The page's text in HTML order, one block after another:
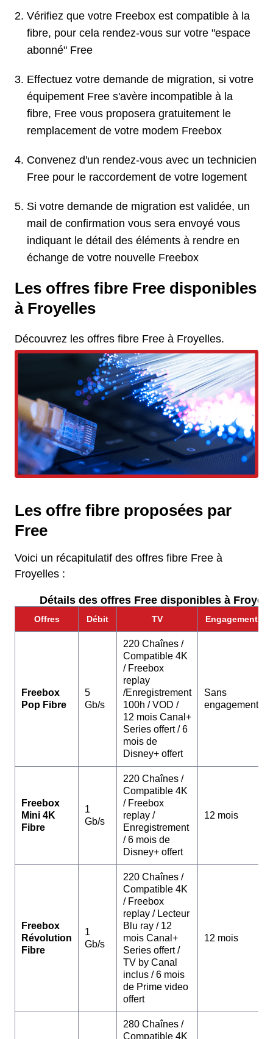
Vérifiez que votre Freebox est compatible à la
fibre, pour cela rendez-vous sur votre "espace
abonné" Free
Effectuez votre demande de migration, si votre
équipement Free s'avère incompatible à la
fibre, Free vous proposera gratuitement le
remplacement de votre modem Freebox
Convenez d'un rendez-vous avec un technicien
Free pour le raccordement de votre logement
Si votre demande de migration est validée, un
mail de confirmation vous sera envoyé vous
indiquant le détail des éléments à rendre en
échange de votre nouvelle Freebox
Les offres fibre Free disponibles
à Froyelles
Découvrez les offres fibre Free à Froyelles.
Les offre fibre proposées par
Free
Voici un récapitulatif des offres fibre Free à
Froyelles :
Détails des offres Free disponibles à
Offres Débit TV Engagement
Freebox
Pop Fibre
5
Gb/s
220 Chaînes /
Compatible 4K
/ Freebox
replay
/Enregistrement
100h / VOD /
12 mois Canal+
Series offert / 6
mois de
Disney+ offert
Sans
engagement
Freebox
Mini 4K
Fibre
1
Gb/s
220 Chaînes /
Compatible 4K
/ Freebox
replay /
Enregistrement
/ 6 mois de
Disney+ offert
12 mois
Freebox
Révolution
Fibre
1
Gb/s
220 Chaînes /
Compatible 4K
/ Freebox
replay / Lecteur
Blu ray / 12
mois Canal+
Series offert /
TV by Canal
inclus / 6 mois
de Prime video
offert
12 mois
280 Chaînes /
Compatible 4K